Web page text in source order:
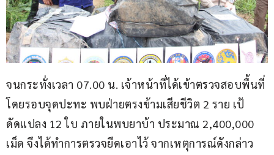
จนกระทั่งเวลา 07.00 น. เจ้าหน้าที่ได้เข้าตรวจสอบพื้นที่
โดยรอบจุดปะทะ พบฝ่ายตรงข้ามเสียชีวิต 2 ราย เป้
ดัดแปลง 12 ใบ ภายในพบยาบ้า ประมาณ 2,400,000
เม็ด จึงได้ทำการตรวจยึดเอาไว้ จากเหตุการณ์ดังกล่าว